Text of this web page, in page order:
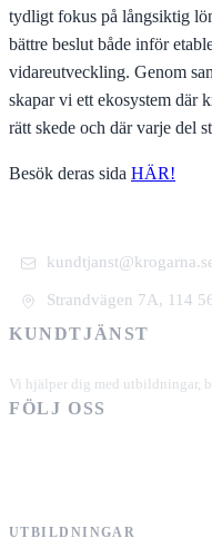
tydligt fokus på långsiktig
bättre beslut både inför
vidareutveckling. Genom
skapar vi ett ekosystem där
rätt skede och där varje del
Besök deras sida HÄR!
Strandvägen 7A, 114
KUNDTJÄNST
Vi hjälper dig med utbildningar,
FÖLJ OSS
UTBILDNINGAR